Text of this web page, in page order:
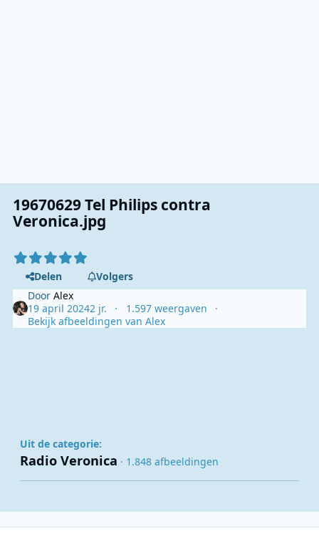
19670629 Tel Philips contra
Veronica.jpg
Delen
Volgers
DoorAlex
19 april 20242 jr.
1.597 weergaven
Bekijk afbeeldingen van Alex
Uit de categorie:
Radio Veronica · 1.848 afbeeldingen